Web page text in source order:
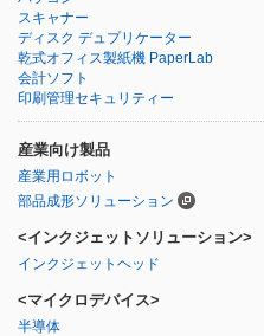
スキャナー
ディスク デュプリケーター
乾式オフィス製紙機 PaperLab
会計ソフト
印刷管理セキュリティー
産業向け製品
産業用ロボット
部品成形ソリューション
<インクジェットソリューション>
インクジェットヘッド
<マイクロデバイス>
半導体